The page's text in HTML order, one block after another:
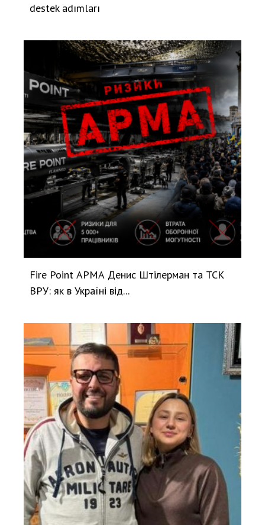
destek adımları
Fire Point АРМА Денис Штілерман та ТСК
ВРУ: як в Україні від...